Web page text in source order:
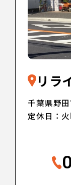
リラ
千葉県野
定休日：